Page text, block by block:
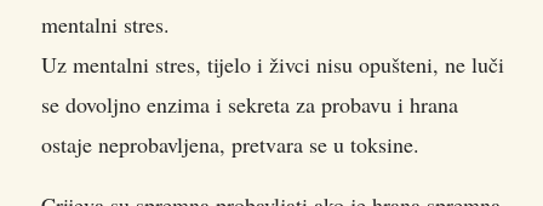
mentalni stres.
Uz mentalni stres, tijelo i živci nisu opušteni, ne luči
se dovoljno enzima i sekreta za probavu i hrana
ostaje neprobavljena, pretvara se u toksine.